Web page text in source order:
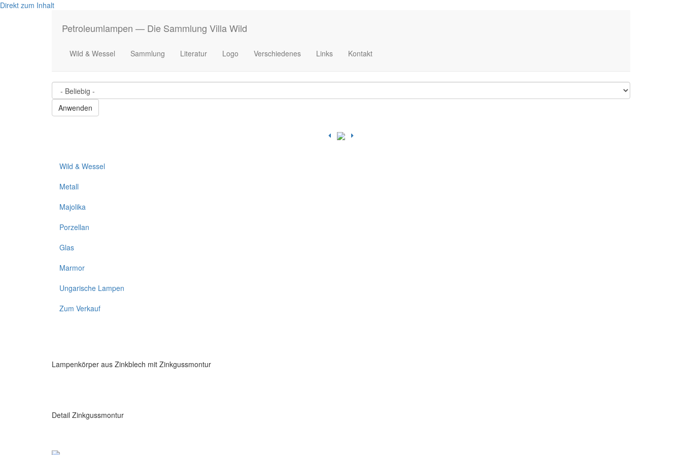
Direkt zum Inhalt
Petroleumlampen — Die Sammlung Villa Wild
Wild & Wessel Sammlung Literatur Logo Verschiedenes Links Kontakt
Wild & Wessel
Metall
Majolika
Porzellan
Glas
Marmor
Ungarische Lampen
Zum Verkauf
Lampenkörper aus Zinkblech mit Zinkgussmontur
Detail Zinkgussmontur